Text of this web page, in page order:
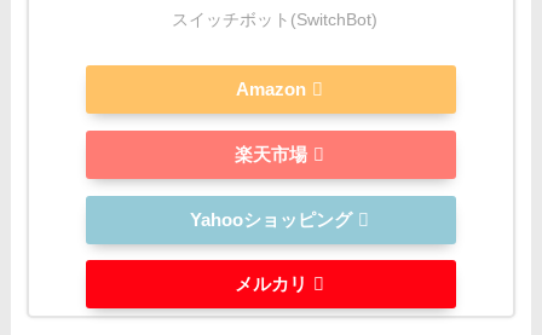
スイッチボット(SwitchBot)
Amazon
楽天市場
Yahooショッピング
メルカリ